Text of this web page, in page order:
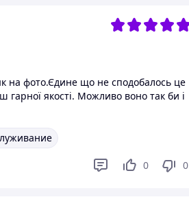
на фото.Єдине що не сподобалось це
гарної якості. Можливо воно так би і
0 0